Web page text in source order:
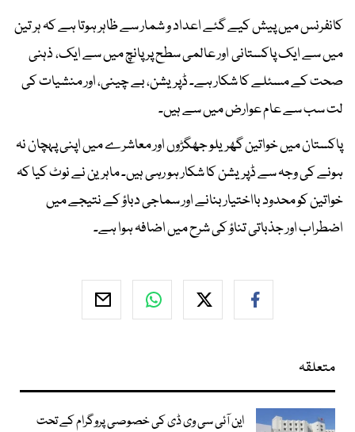
کانفرنس میں پیش کیے گئے اعداد و شمار سے ظاہر ہوتا ہے کہ ہر تین
میں سے ایک پاکستانی اور عالمی سطح پر پانچ میں سے ایک، ذہنی
صحت کے مسئلے کا شکار ہے۔ ڈپریشن، بے چینی، اور منشیات کی
لت سب سے عام عوارض میں سے ہیں۔
پاکستان میں خواتین گھریلو جھگڑوں اور معاشرے میں اپنی پہچان نہ
ہونے کی وجہ سے ڈپریشن کا شکار ہو رہی ہیں۔ ماہرین نے نوٹ کیا کہ
خواتین کو محدود بااختیار بنانے اور سماجی دباؤ کے نتیجے میں
اضطراب اور جذباتی تناؤ کی شرح میں اضافہ ہوا ہے۔
متعلقہ
این آئی سی وی ڈی کی خصوصی پروگرام کے تحت